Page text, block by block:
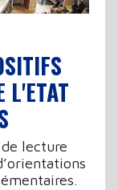
L'ETAT
lecture